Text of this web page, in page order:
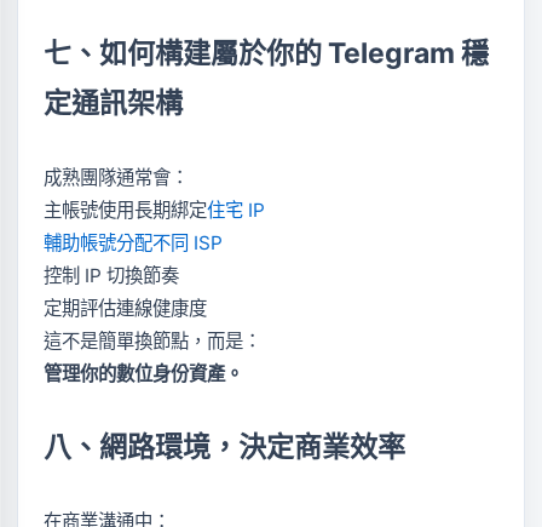
七、如何構建屬於你的 Telegram 穩
定通訊架構
成熟團隊通常會：
主帳號使用長期綁定住宅 IP
輔助帳號分配不同 ISP
控制 IP 切換節奏
定期評估連線健康度
這不是簡單換節點，而是：
管理你的數位身份資產。
八、網路環境，決定商業效率
在商業溝通中：